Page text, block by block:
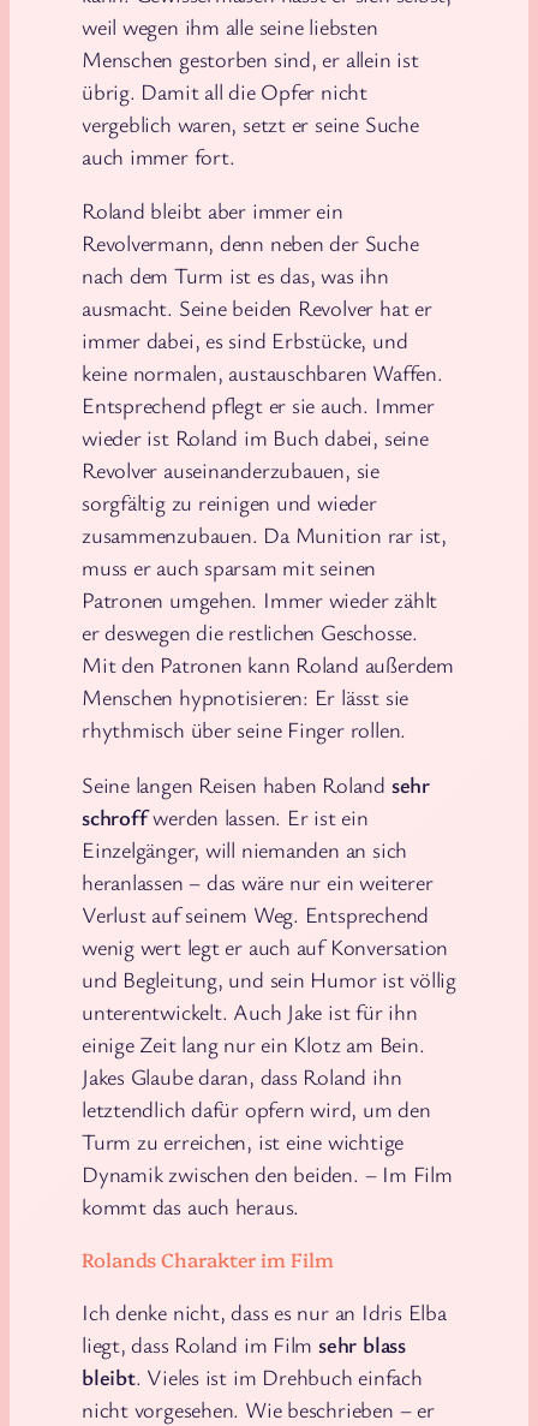
weil wegen ihm alle seine liebsten
Menschen gestorben sind, er allein ist
übrig. Damit all die Opfer nicht
vergeblich waren, setzt er seine Suche
auch immer fort.
Roland bleibt aber immer ein
Revolvermann, denn neben der Suche
nach dem Turm ist es das, was ihn
ausmacht. Seine beiden Revolver hat er
immer dabei, es sind Erbstücke, und
keine normalen, austauschbaren Waffen.
Entsprechend pflegt er sie auch. Immer
wieder ist Roland im Buch dabei, seine
Revolver auseinanderzubauen, sie
sorgfältig zu reinigen und wieder
zusammenzubauen. Da Munition rar ist,
muss er auch sparsam mit seinen
Patronen umgehen. Immer wieder zählt
er deswegen die restlichen Geschosse.
Mit den Patronen kann Roland außerdem
Menschen hypnotisieren: Er lässt sie
rhythmisch über seine Finger rollen.
Seine langen Reisen haben Roland sehr
schroffwerden lassen. Er ist ein
Einzelgänger, will niemanden an sich
heranlassen – das wäre nur ein weiterer
Verlust auf seinem Weg. Entsprechend
wenig wert legt er auch auf Konversation
und Begleitung, und sein Humor ist völlig
unterentwickelt. Auch Jake ist für ihn
einige Zeit lang nur ein Klotz am Bein.
Jakes Glaube daran, dass Roland ihn
letztendlich dafür opfern wird, um den
Turm zu erreichen, ist eine wichtige
Dynamik zwischen den beiden. – Im Film
kommt das auch heraus.
Rolands Charakter im Film
Ich denke nicht, dass es nur an Idris Elba
liegt, dass Roland im Filmsehr blass
bleibt. Vieles ist im Drehbuch einfach
nicht vorgesehen. Wie beschrieben – er